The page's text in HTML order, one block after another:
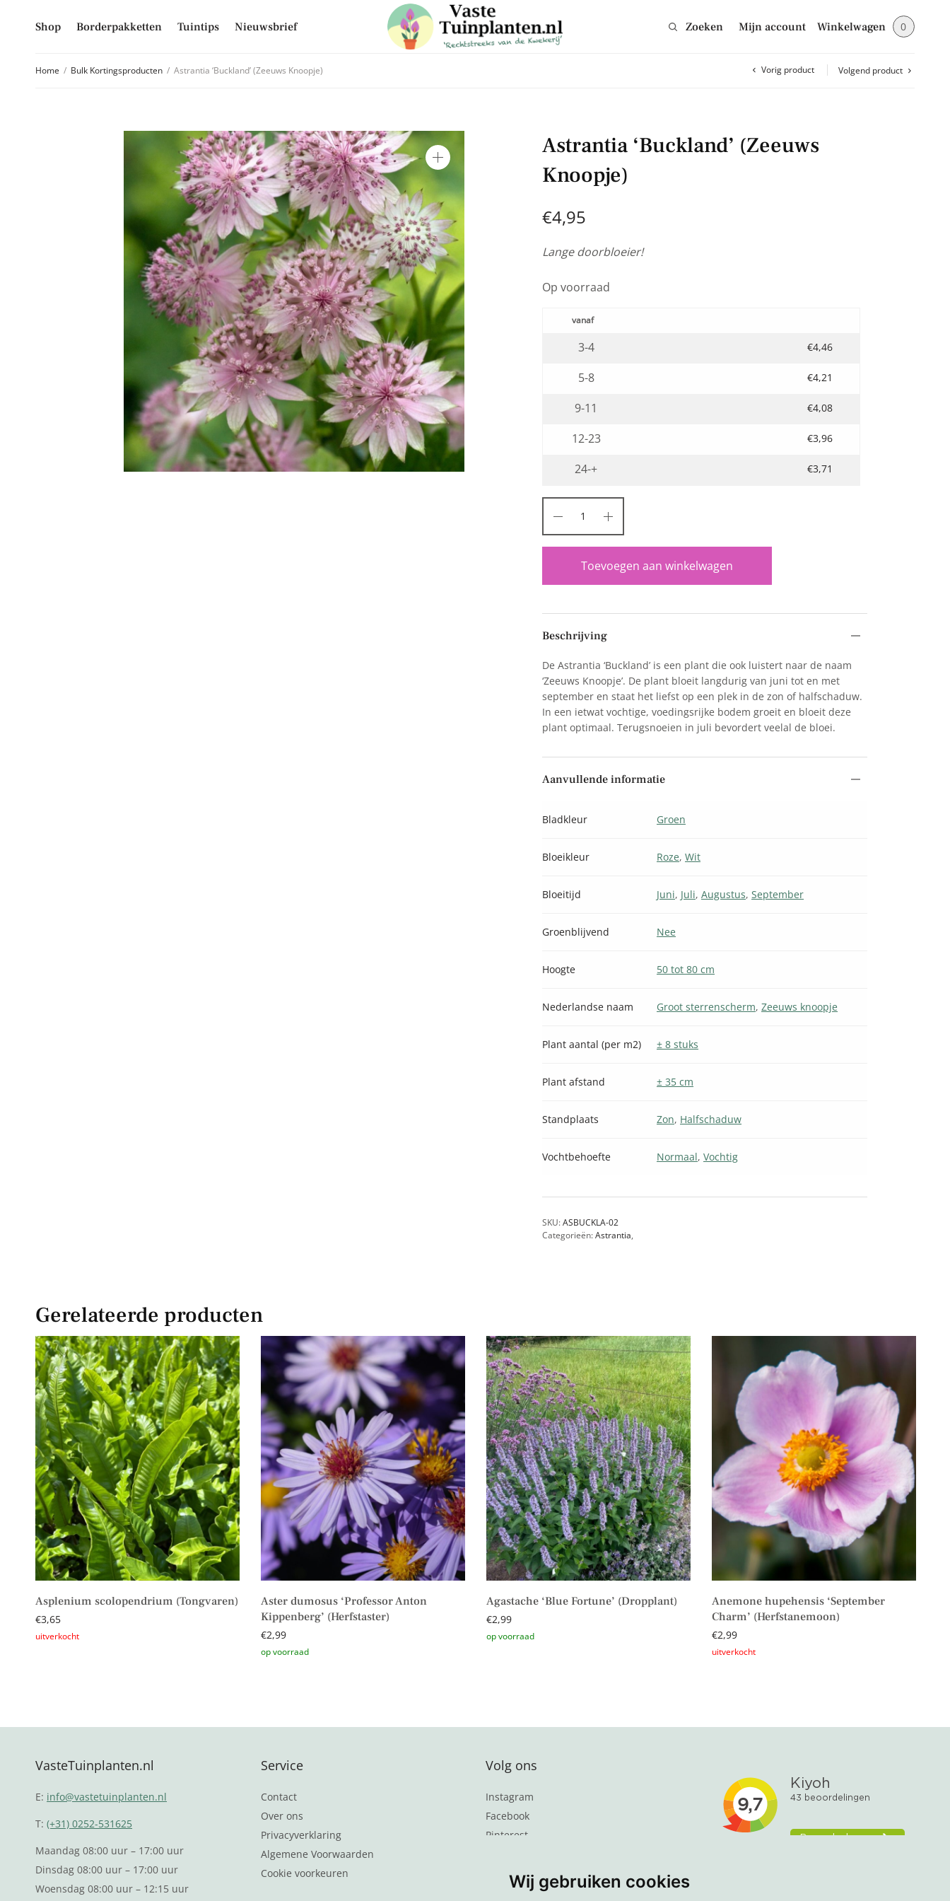
Wij gebruiken cookies
Shop Borderpakketten Tuintips Nieuwsbrief Zoeken Mijn account Winkelwagen 0
Home / Bulk Kortingsproducten / Astrantia ‘Buckland’ (Zeeuws Knoopje) Vorig product Volgend product
Astrantia ‘Buckland’ (Zeeuws
Knoopje)
€4,95
Lange doorbloeier!
Op voorraad
3-4 €4,46
5-8 €4,21
9-11 €4,08
12-23 €3,96
24-+ €3,71
Toevoegen aan winkelwagen
Beschrijving
De Astrantia ‘Buckland’ is een plant die ook luistert naar de naam
‘Zeeuws Knoopje’. De plant bloeit langdurig van juni tot en met
september en staat het liefst op een plek in de zon of halfschaduw.
In een ietwat vochtige, voedingsrijke bodem groeit en bloeit deze
plant optimaal. Terugsnoeien in juli bevordert veelal de bloei.
Aanvullende informatie
Bladkleur Groen
Bloeikleur Roze,Wit
Bloeitijd Juni,Juli,Augustus,September
Groenblijvend Nee
Hoogte 50 tot 80 cm
Nederlandse naam Groot sterrenscherm,Zeeuws knoopje
Plant aantal (per m2) ± 8 stuks
Plant afstand ± 35 cm
Standplaats Zon,Halfschaduw
Vochtbehoefte Normaal,Vochtig
SKU:ASBUCKLA-02
Categorieën:Astrantia,
Gerelateerde producten
Asplenium scolopendrium (Tongvaren)
€3,65
Aster dumosus ‘Professor Anton
Kippenberg’ (Herfstaster)
€2,99
Agastache ‘Blue Fortune’ (Dropplant)
€2,99
Anemone hupehensis ‘September
Charm’ (Herfstanemoon)
€2,99
VasteTuinplanten.nl
E: info@vastetuinplanten.nl
T:(+31) 0252-531625
Maandag 08:00 uur – 17:00 uur
Dinsdag 08:00 uur – 17:00 uur
Woensdag 08:00 uur – 12:15 uur
Service
Contact
Over ons
Privacyverklaring
Algemene Voorwaarden
Cookie voorkeuren
Volg ons
Instagram
Facebook
Pinterest
Mis niet langer de laatste trends, ontvang handige tuin en planten tips & weetjes en blijf op de
hoogte van alle aanbiedingen in onze webshop
E-mailadres
Inschrijven